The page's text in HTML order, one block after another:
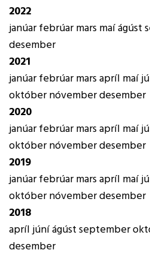
2022
janúarfebrúarmarsmaíágúst
desember
2021
janúarfebrúarmarsapríl maí
októbernóvemberdesember
2020
janúarfebrúarmarsapríl maí
októbernóvemberdesember
2019
janúarfebrúarmarsapríl maí
októbernóvemberdesember
2018
apríljúníágústseptember
desember